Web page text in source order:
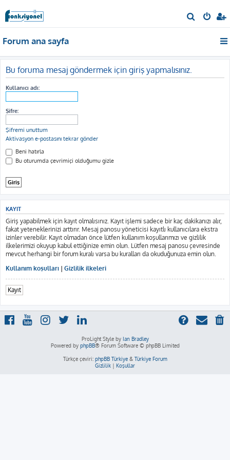
r
Forum ana sayfa
Bu foruma mesaj göndermek için giriş yapmalısınız.
Kullanıcı adı:
Şifre:
Şifremi unuttum
Aktivasyon e-postasını tekrar gönder
Beni hatırla
Bu oturumda çevrimiçi olduğumu gizle
KAYIT
Giriş yapabilmek için kayıt olmalısınız. Kayıt işlemi sadece bir kaç dakikanızı alır,
fakat yeteneklerinizi arttırır. Mesaj panosu yöneticisi kayıtlı kullanıcılara ekstra
izinler verebilir. Kayıt olmadan önce lütfen kullanım koşullarımızı ve gizlilik
ilkelerimizi okuyup kabul ettiğinize emin olun. Lütfen mesaj panosu çevresinde
mevcut herhangi bir forum kuralı varsa bu kuralları da okuduğunuza emin olun.
Kullanım koşulları | Gizlilik ilkeleri
Kayıt
ProLight Style by Ian Bradley
Powered by phpBB® Forum Software © phpBB Limited
Türkçe çeviri: phpBB Türkiye& Türkiye Forum
Gizlilik | Koşullar